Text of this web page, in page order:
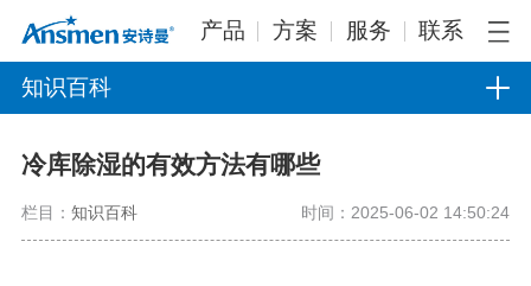
产品 方案 服务 联系
知识百科
冷库除湿的有效方法有哪些
栏目： 知识百科 时间：2025-06-02 14:50:24